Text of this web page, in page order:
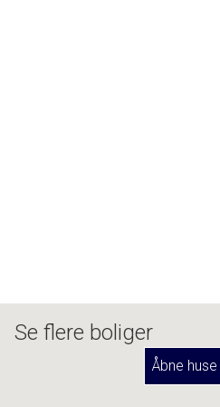
Se flere boliger
Åbne huse